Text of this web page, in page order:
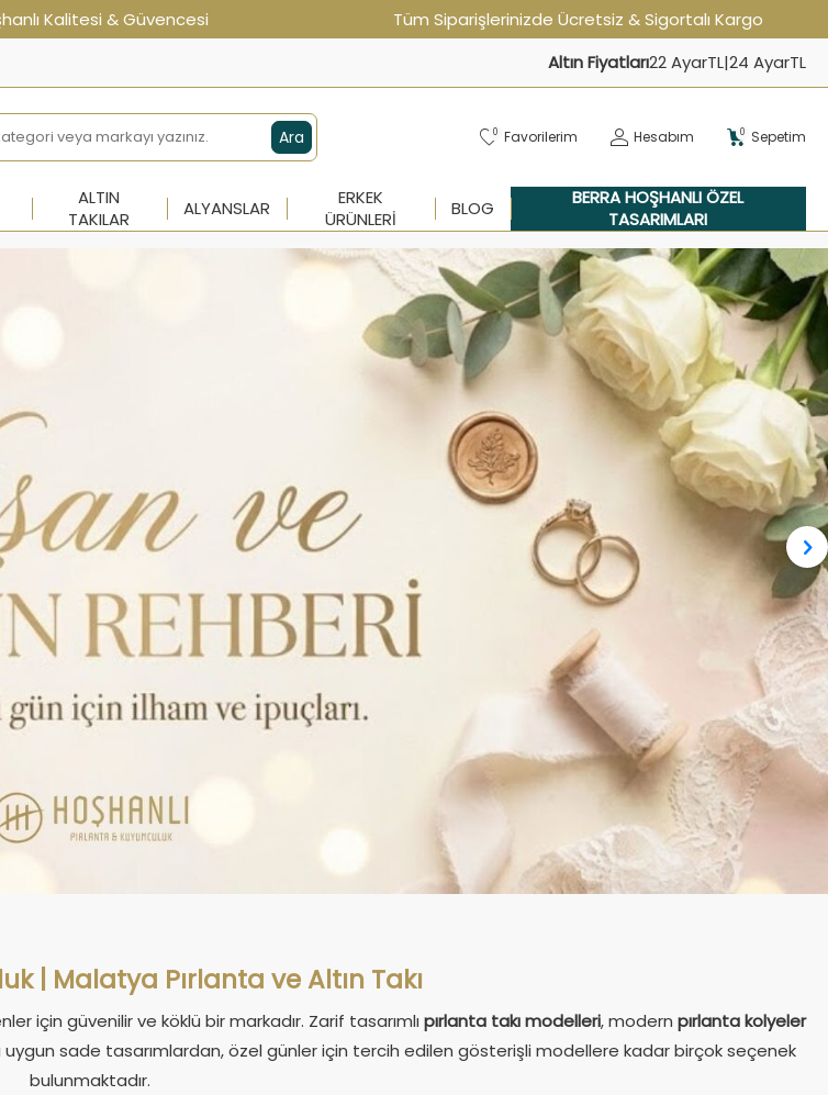
Kalitesi & Güvencesi Tüm Siparişlerinizde Ücretsiz & Sigortalı Kargo
Altın Fiyatları22 AyarTL|24 AyarTL
Ara 0 Favorilerim Hesabım 0 Sepetim
ALTIN
TAKILAR
ALYANSLAR
ERKEK
ÜRÜNLERI
BLOG
BERRA HOŞHANLI ÖZEL
TASARIMLARI
| Malatya Pırlanta ve Altın Takı
için güvenilir ve köklü bir markadır. Zarif tasarımlı pırlanta takı modelleri, modern pırlanta kolyeler
uygun sade tasarımlardan, özel günler için tercih edilen gösterişli modellere kadar birçok seçenek
bulunmaktadır.